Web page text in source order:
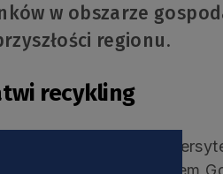
w obszarze
regionu.
recykling
współpracy z
Regionalnego, Miastem